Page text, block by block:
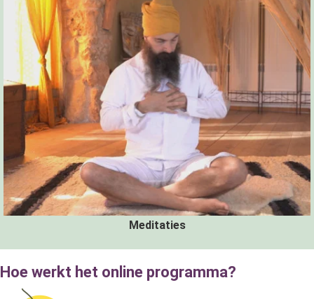
Meditaties
Hoe werkt het online programma?